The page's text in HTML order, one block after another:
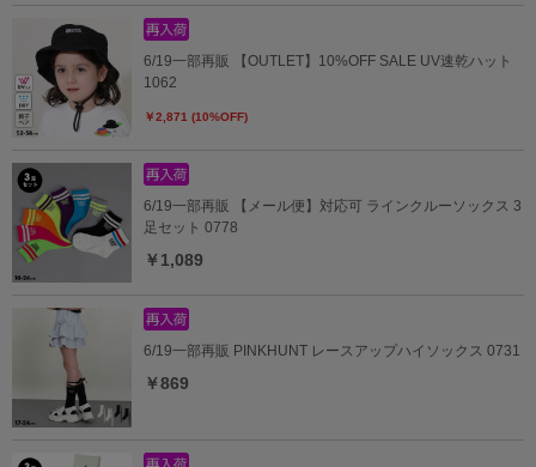
6/19一部再販 【OUTLET】10%OFF SALE UV速乾ハット
1062
￥2,871 (10%OFF)
6/19一部再販 【メール便】対応可 ラインクルーソックス 3
足セット 0778
￥1,089
6/19一部再販 PINKHUNT レースアップハイソックス 0731
￥869